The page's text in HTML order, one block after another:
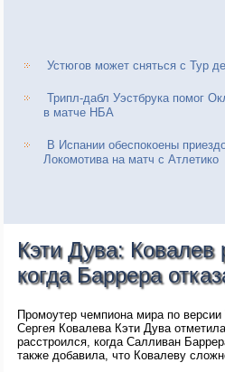
Устюгов может сняться с Тур
Трипл-дабл Уэстбрука помог
в матче НБА
В Испании обеспокоены
Локомотива на матч с Атлетико
Кэти Дува: Ковалев
когда Баррера
Промоутер чемпиона мира по
Сергея Ковалева Кэти Дува
расстроился, когда Салливан
также добавила, что Ковалеву